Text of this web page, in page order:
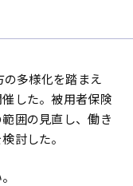
多様化を踏まえ
した。被用者保険
囲の見直し、働き
討した。